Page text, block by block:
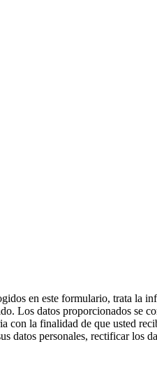
en este formulario, trata la
Los datos proporcionados se
la finalidad de que usted
datos personales, rectificar los